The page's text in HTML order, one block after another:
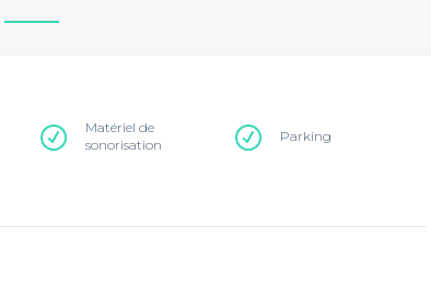
Matériel de
sonorisation
Parking